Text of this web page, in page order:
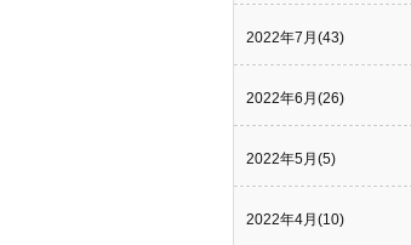
2022年7月(43)
2022年6月(26)
2022年5月(5)
2022年4月(10)